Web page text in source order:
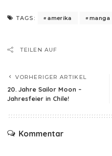
TAGS: amerika manga
TEILEN AUF
VORHERIGER ARTIKEL
20. Jahre Sailor Moon –
Jahresfeier in Chile!
Kommentar